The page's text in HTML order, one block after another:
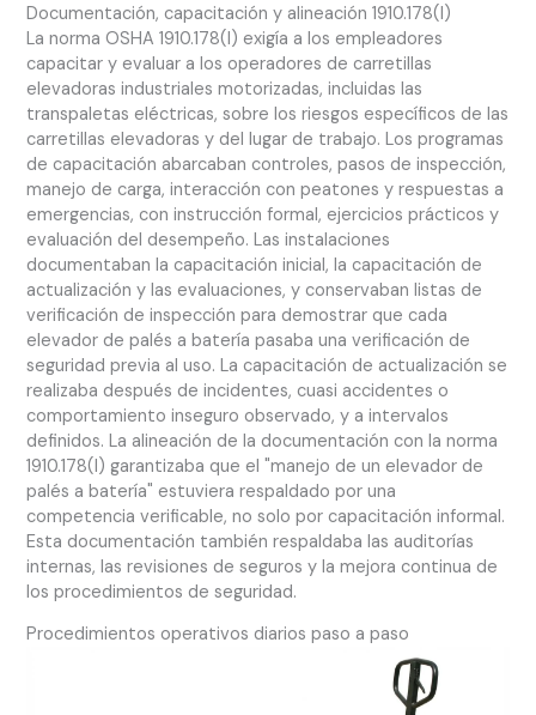
Documentación, capacitación y alineación 1910.178(l)
La norma OSHA 1910.178(l) exigía a los empleadores
capacitar y evaluar a los operadores de carretillas
elevadoras industriales motorizadas, incluidas las
transpaletas eléctricas, sobre los riesgos específicos de las
carretillas elevadoras y del lugar de trabajo. Los programas
de capacitación abarcaban controles, pasos de inspección,
manejo de carga, interacción con peatones y respuestas a
emergencias, con instrucción formal, ejercicios prácticos y
evaluación del desempeño. Las instalaciones
documentaban la capacitación inicial, la capacitación de
actualización y las evaluaciones, y conservaban listas de
verificación de inspección para demostrar que cada
elevador de palés a batería pasaba una verificación de
seguridad previa al uso. La capacitación de actualización se
realizaba después de incidentes, cuasi accidentes o
comportamiento inseguro observado, y a intervalos
definidos. La alineación de la documentación con la norma
1910.178(l) garantizaba que el "manejo de un elevador de
palés a batería" estuviera respaldado por una
competencia verificable, no solo por capacitación informal.
Esta documentación también respaldaba las auditorías
internas, las revisiones de seguros y la mejora continua de
los procedimientos de seguridad.
Procedimientos operativos diarios paso a paso